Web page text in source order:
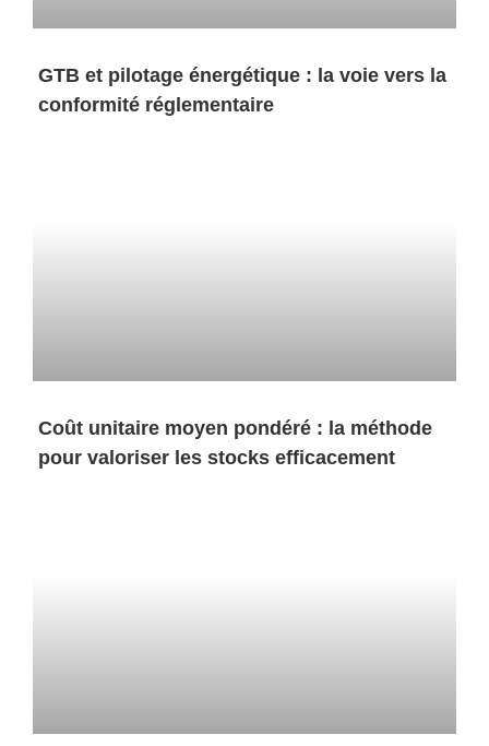
GTB et pilotage énergétique : la voie vers la
conformité réglementaire
Coût unitaire moyen pondéré : la méthode
pour valoriser les stocks efficacement